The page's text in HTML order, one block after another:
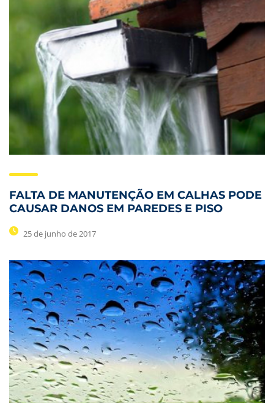
FALTA DE MANUTENÇÃO EM CALHAS PODE
CAUSAR DANOS EM PAREDES E PISO
25 de junho de 2017